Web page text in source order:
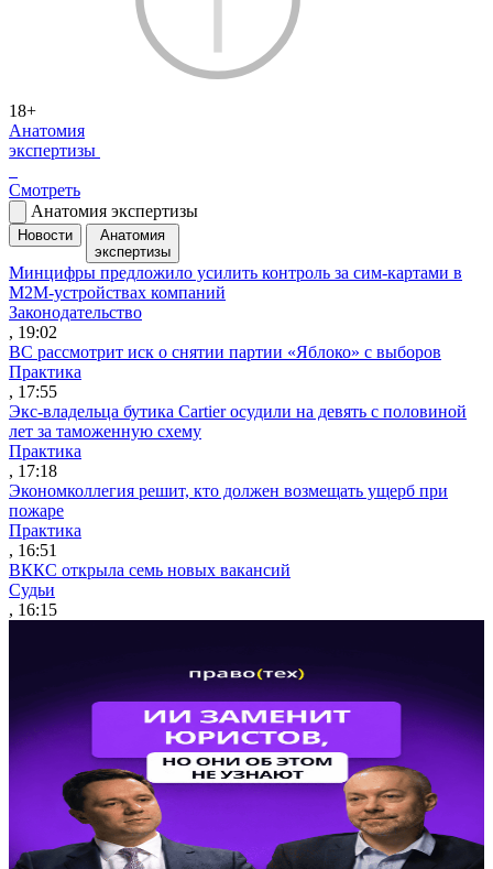
18+
Анатомия
экспертизы
Смотреть
Анатомия экспертизы
Новости
Анатомия
экспертизы
Минцифры предложило усилить контроль за сим-картами в
M2M-устройствах компаний
Законодательство
, 19:02
ВС рассмотрит иск о снятии партии «Яблоко» с выборов
Практика
, 17:55
Экс-владельца бутика Cartier осудили на девять с половиной
лет за таможенную схему
Практика
, 17:18
Экономколлегия решит, кто должен возмещать ущерб при
пожаре
Практика
, 16:51
ВККС открыла семь новых вакансий
Судьи
, 16:15